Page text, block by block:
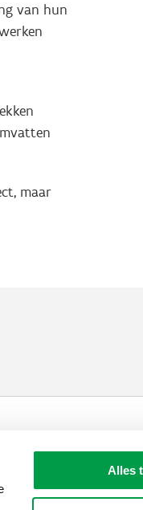
Alles
van hun
maar
& fraudebestrijding